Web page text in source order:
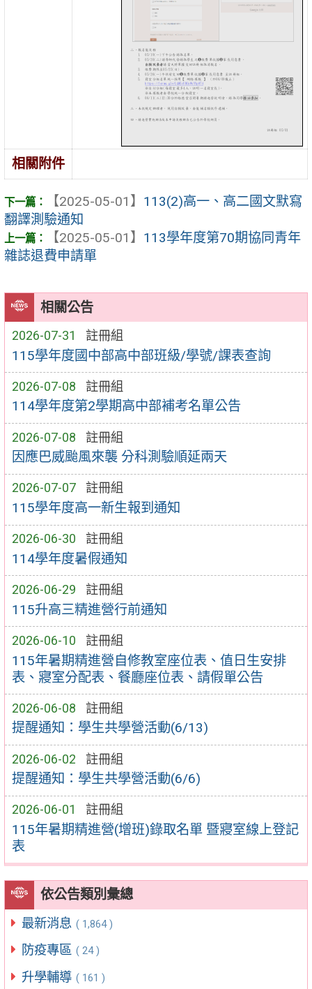
相關公告
2026-07-31 註冊組
115學年度國中部高中部班級/學號/課表查詢
2026-07-08 註冊組
114學年度第2學期高中部補考名單公告
2026-07-08 註冊組
因應巴威颱風來襲 分科測驗順延兩天
2026-07-07 註冊組
115學年度高一新生報到通知
2026-06-30 註冊組
114學年度暑假通知
2026-06-29 註冊組
115升高三精進營行前通知
2026-06-10 註冊組
115年暑期精進營自修教室座位表、值日生安排
表、寢室分配表、餐廳座位表、請假單公告
2026-06-08 註冊組
提醒通知：學生共學營活動(6/13)
2026-06-02 註冊組
提醒通知：學生共學營活動(6/6)
2026-06-01 註冊組
115年暑期精進營(增班)錄取名單 暨寢室線上登記
表
依公告類別彙總
最新消息 ( 1,864 )
防疫專區 ( 24 )
升學輔導 ( 161 )
相關附件
【2025-05-01】 113(2)高一、高二國文默寫
翻譯測驗通知
【2025-05-01】 113學年度第70期協同青年
雜誌退費申請單